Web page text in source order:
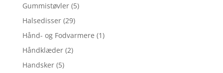
Gummistøvler (5)
Halsedisser (29)
Hånd- og Fodvarmere (1)
Håndklæder (2)
Handsker (5)